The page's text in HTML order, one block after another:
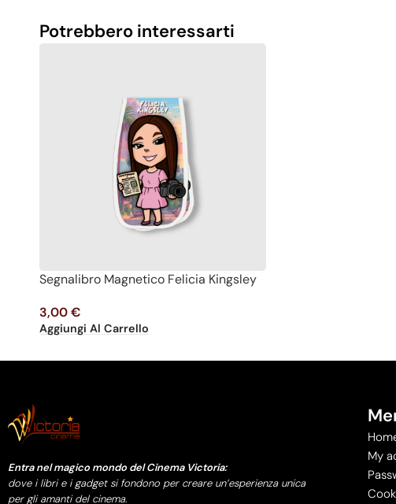
Potrebbero interessarti
Segnalibro Magnetico Felicia Kingsley
3,00€
Aggiungi Al Carrello
Entra nel magico mondo del Cinema Victoria:
dove i libri e i gadget si fondono per creare un’esperienza unica
per gli amanti del cinema.
My